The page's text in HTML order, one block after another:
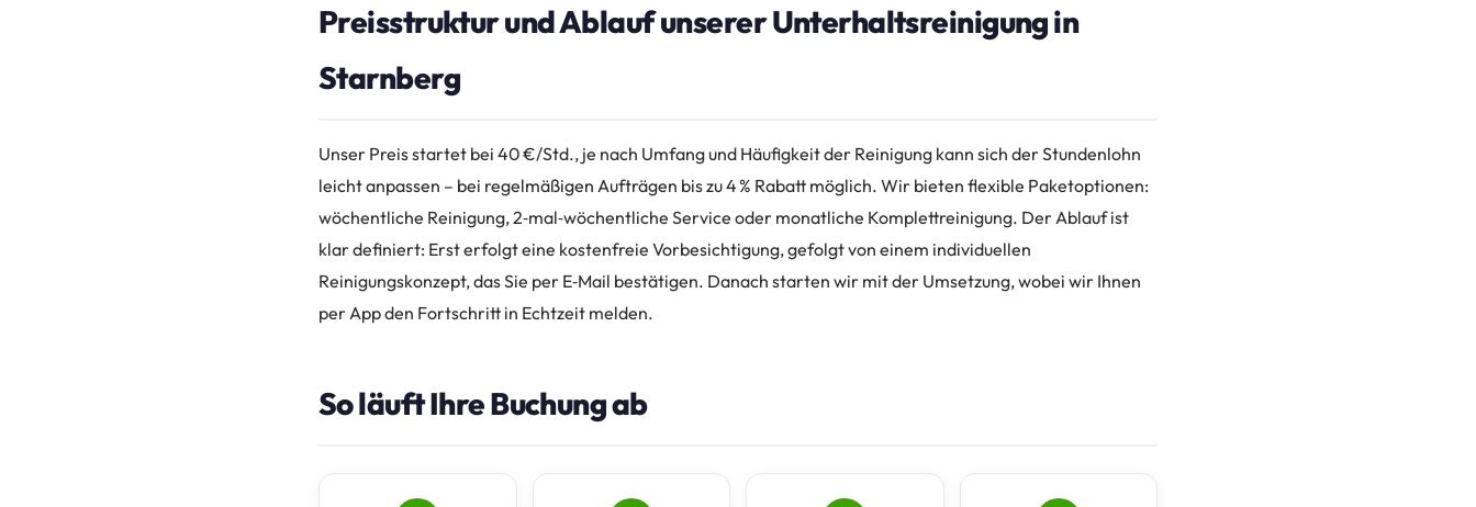
Preisstruktur und Ablauf unserer Unterhaltsreinigung in
Starnberg
Unser Preis startet bei 40 €/Std., je nach Umfang und Häufigkeit der Reinigung kann sich der Stundenlohn
leicht anpassen – bei regelmäßigen Aufträgen bis zu 4 % Rabatt möglich. Wir bieten flexible Paketoptionen:
wöchentliche Reinigung, 2‑mal‑wöchentliche Service oder monatliche Komplettreinigung. Der Ablauf ist
klar definiert: Erst erfolgt eine kostenfreie Vorbesichtigung, gefolgt von einem individuellen
Reinigungskonzept, das Sie per E‑Mail bestätigen. Danach starten wir mit der Umsetzung, wobei wir Ihnen
per App den Fortschritt in Echtzeit melden.
So läuft Ihre Buchung ab